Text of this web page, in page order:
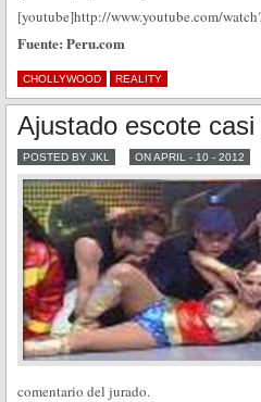
[youtube]http://www.youtube.com/
Fuente: Peru.com
CHOLLYWOOD REALITY
Ajustado escote
POSTED BY JKL ON APRIL - 10 - 2012
comentario del jurado.